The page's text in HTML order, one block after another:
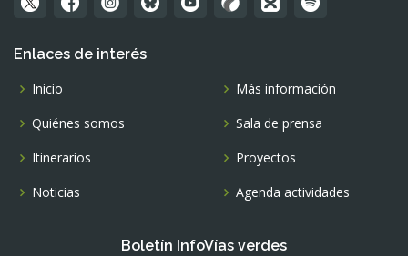
Enlaces de interés
Inicio
Quiénes somos
Itinerarios
Noticias
Más información
Sala de prensa
Proyectos
Agenda actividades
Boletín InfoVías verdes